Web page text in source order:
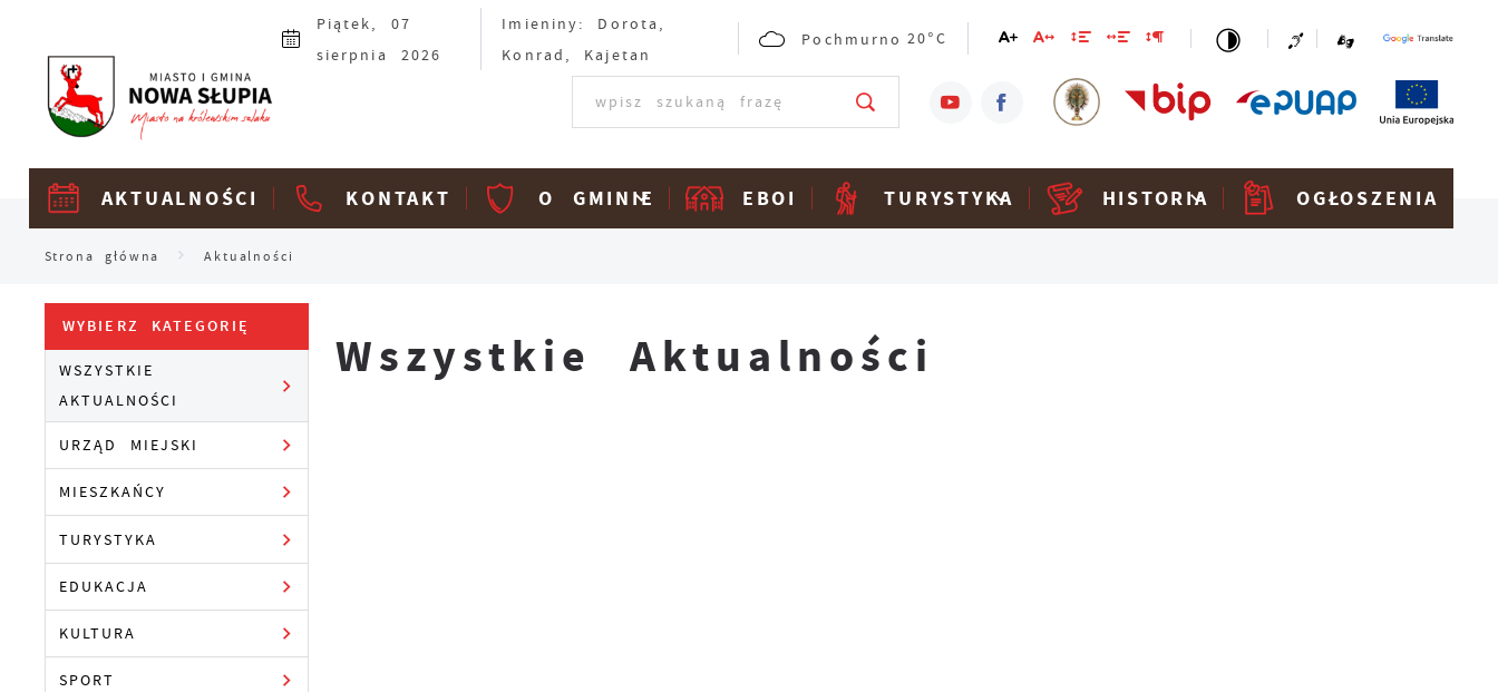
Przejdź do ustawień wielkości czcionki.Piątek, 07
sierpnia 2026
Imieniny: Dorota,
Konrad, Kajetan
Pochmurno 20°C
AKTUALNOŚCI KONTAKT O GMINIE EBOI TURYSTYKA HISTORIA OGŁOSZENIA
Strona główna Aktualności
WYBIERZ KATEGORIĘ
WSZYSTKIE
AKTUALNOŚCI
URZĄD MIEJSKI
MIESZKAŃCY
TURYSTYKA
EDUKACJA
KULTURA
SPORT
Wszystkie Aktualności